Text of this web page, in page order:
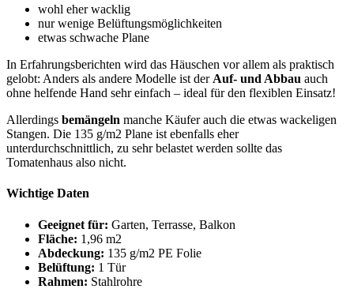
wohl eher wacklig
nur wenige Belüftungsmöglichkeiten
etwas schwache Plane
In Erfahrungsberichten wird das Häuschen vor allem als praktisch
gelobt: Anders als andere Modelle ist der Auf- und Abbau auch
ohne helfende Hand sehr einfach – ideal für den flexiblen Einsatz!
Allerdings bemängeln manche Käufer auch die etwas wackeligen
Stangen. Die 135 g/m2 Plane ist ebenfalls eher
unterdurchschnittlich, zu sehr belastet werden sollte das
Tomatenhaus also nicht.
Wichtige Daten
Geeignet für: Garten, Terrasse, Balkon
Fläche: 1,96 m2
Abdeckung: 135 g/m2 PE Folie
Belüftung: 1 Tür
Rahmen: Stahlrohre